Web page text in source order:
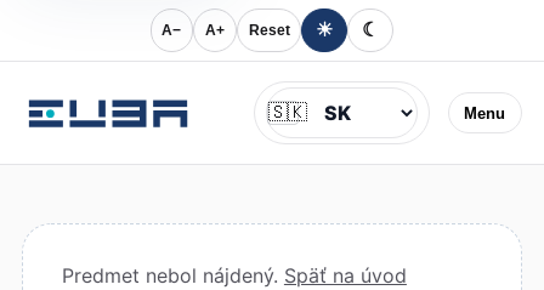
A− A+ Reset ☀ ☾
Menu
Jazyk
🇸🇰
Predmet nebol nájdený. Späť na úvod